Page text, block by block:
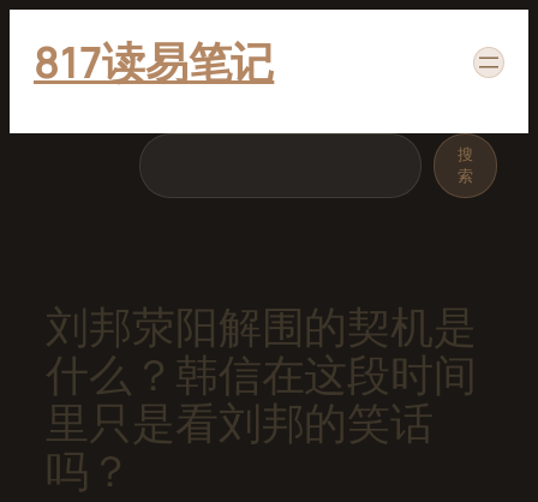
817读易笔记
搜
索
刘邦荥阳解围的契机是
什么？韩信在这段时间
里只是看刘邦的笑话
吗？